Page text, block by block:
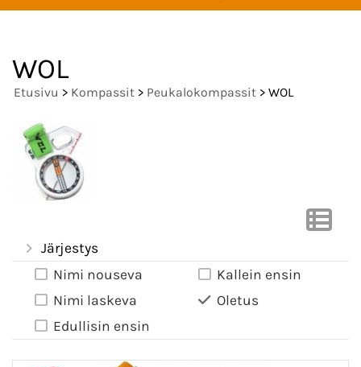
WOL
Etusivu > Kompassit > Peukalokompassit > WOL
Järjestys
Nimi nouseva
Nimi laskeva
Edullisin ensin
Kallein ensin
Oletus